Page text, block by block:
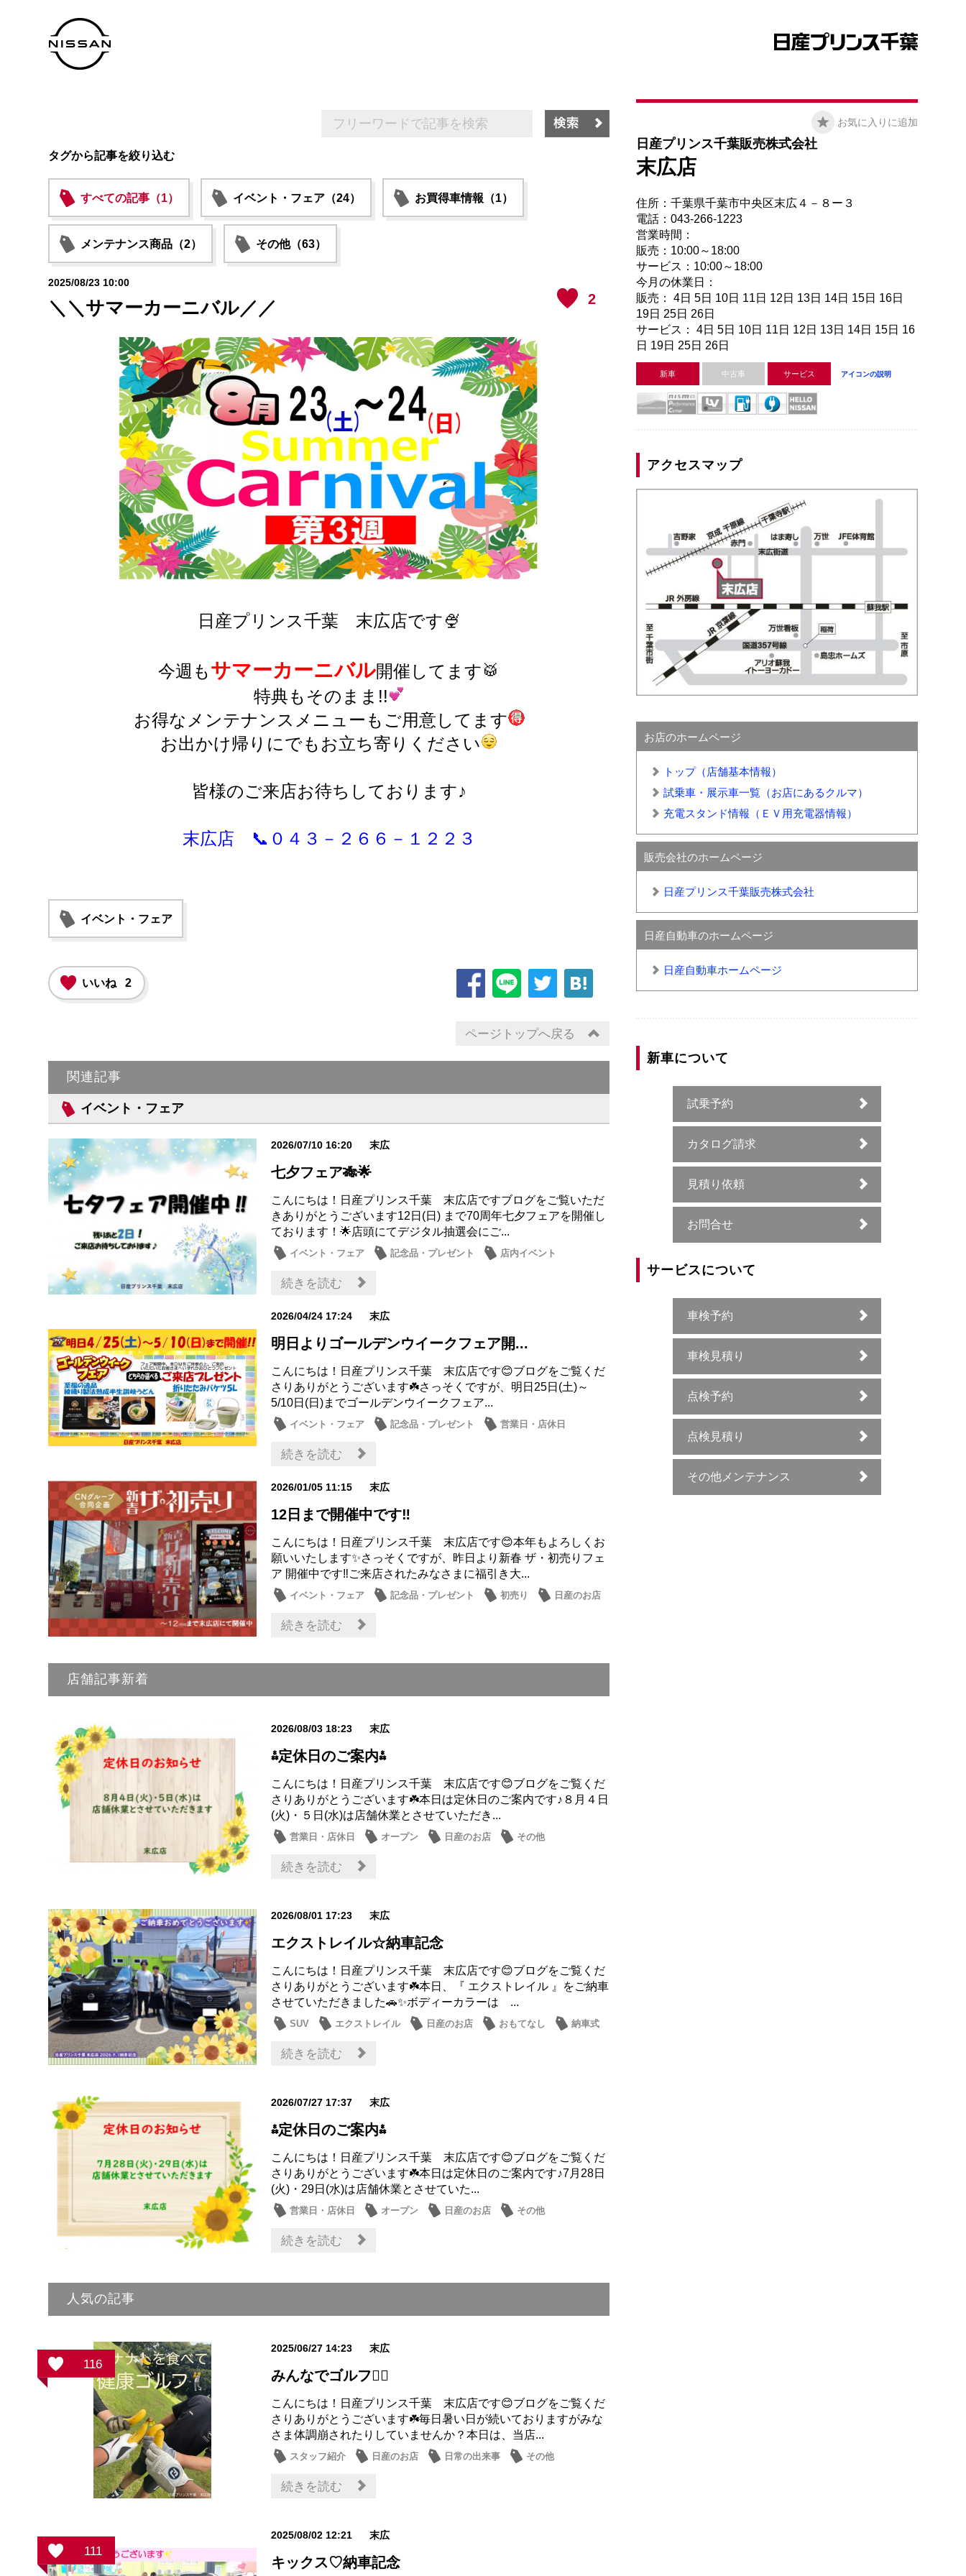
タグから記事を絞り込む
すべての記事（1） イベント・フェア（24） お買得車情報（1）
メンテナンス商品（2） その他（63）
2
2025/08/23 10:00
＼＼サマーカーニバル／／
日産プリンス千葉 末広店です🍨
今週もサマーカーニバル開催してます🥁
特典もそのまま!!
お得なメンテナンスメニューもご用意してます
お出かけ帰りにでもお立ち寄りください
皆様のご来店お待ちしております♪
末広店 📞０４３－２６６－１２２３
イベント・フェア
いいね 2
ページトップへ戻る
関連記事
イベント・フェア
2026/07/10 16:20 末広
七夕フェア🎋🌟
こんにちは！日産プリンス千葉 末広店ですブログをご覧いただ
きありがとうございます12日(日) まで70周年七夕フェアを開催し
ております！🌟店頭にてデジタル抽選会にご...
イベント・フェア 記念品・プレゼント 店内イベント
続きを読む
2026/04/24 17:24 末広
明日よりゴールデンウイークフェア開...
こんにちは！日産プリンス千葉 末広店です😊ブログをご覧くだ
さりありがとうございます☘️さっそくですが、明日25日(土)～
5/10日(日)までゴールデンウイークフェア...
イベント・フェア 記念品・プレゼント
営業日・店休日
続きを読む
2026/01/05 11:15 末広
12日まで開催中です‼️
こんにちは！日産プリンス千葉 末広店です😊本年もよろしくお
願いいたします✨さっそくですが、昨日より新春 ザ・初売りフェ
ア 開催中です‼ご来店されたみなさまに福引き大...
イベント・フェア 記念品・プレゼント 初売り
日産のお店
続きを読む
店舗記事新着
2026/08/03 18:23 末広
⁂定休日のご案内⁂
こんにちは！日産プリンス千葉 末広店です😊ブログをご覧くだ
さりありがとうございます☘️本日は定休日のご案内です♪８月４日
(火)・５日(水)は店舗休業とさせていただき...
営業日・店休日 オープン 日産のお店 その他
続きを読む
2026/08/01 17:23 末広
エクストレイル☆納車記念
こんにちは！日産プリンス千葉 末広店です😊ブログをご覧くだ
さりありがとうございます☘️本日、『 エクストレイル 』をご納車
させていただきました🚗✨ボディーカラーは ...
SUV エクストレイル 日産のお店 おもてなし 納車式
続きを読む
2026/07/27 17:37 末広
⁂定休日のご案内⁂
こんにちは！日産プリンス千葉 末広店です😊ブログをご覧くだ
さりありがとうございます☘️本日は定休日のご案内です♪7月28日
(火)・29日(水)は店舗休業とさせていた...
営業日・店休日 オープン 日産のお店 その他
続きを読む
人気の記事
116
2025/06/27 14:23 末広
みんなでゴルフ🏌️‍♂️
こんにちは！日産プリンス千葉 末広店です😊ブログをご覧くだ
さりありがとうございます☘️毎日暑い日が続いておりますがみな
さま体調崩されたりしていませんか？本日は、当店...
スタッフ紹介 日産のお店 日常の出来事 その他
続きを読む
111
2025/08/02 12:21 末広
キックス♡納車記念
お気に入りに追加
日産プリンス千葉販売株式会社
末広店
住所：千葉県千葉市中央区末広４－８ー３
電話：043-266-1223
営業時間：
販売：10:00～18:00
サービス：10:00～18:00
今月の休業日：
販売： 4日 5日 10日 11日 12日 13日 14日 15日 16日
19日 25日 26日
サービス： 4日 5日 10日 11日 12日 13日 14日 15日 16
日 19日 25日 26日
新車 中古車 サービス アイコンの説明
アクセスマップ
お店のホームページ
トップ（店舗基本情報）
試乗車・展示車一覧（お店にあるクルマ）
充電スタンド情報（ＥＶ用充電器情報）
販売会社のホームページ
日産プリンス千葉販売株式会社
日産自動車のホームページ
日産自動車ホームページ
新車について
試乗予約
カタログ請求
見積り依頼
お問合せ
サービスについて
車検予約
車検見積り
点検予約
点検見積り
その他メンテナンス